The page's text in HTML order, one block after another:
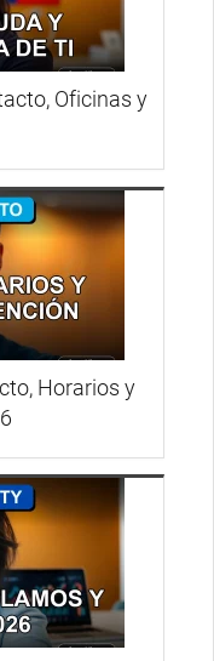
Oficinas y
Horarios y